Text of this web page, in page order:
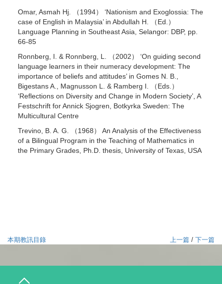
Omar, Asmah Hj. （1994） ‘Nationism and Exoglossia: The
case of English in Malaysia’ in Abdullah H. （Ed.）
Language Planning in Southeast Asia, Selangor: DBP, pp.
66-85
Ronnberg, I. & Ronnberg, L. （2002） ‘On guiding second
language learners in their numeracy development: The
importance of beliefs and attitudes’ in Gomes N. B.,
Bigestans A., Magnusson L. & Ramberg I. （Eds.）
‘Reflections on Diversity and Change in Modern Society’, A
Festschrift for Annick Sjogren, Botkyrka Sweden: The
Multicultural Centre
Trevino, B. A. G. （1968） An Analysis of the Effectiveness
of a Bilingual Program in the Teaching of Mathematics in
the Primary Grades, Ph.D. thesis, University of Texas, USA
本期教訊目錄 上一篇 / 下一篇
T